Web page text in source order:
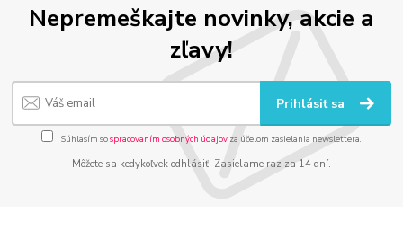
Nepremeškajte novinky, akcie a
zľavy!
Prihlásiť sa
Súhlasím sospracovaním osobných údajov za účelom zasielania newslettera.
Môžete sa kedykoľvek odhlásiť. Zasielame raz za 14 dní.